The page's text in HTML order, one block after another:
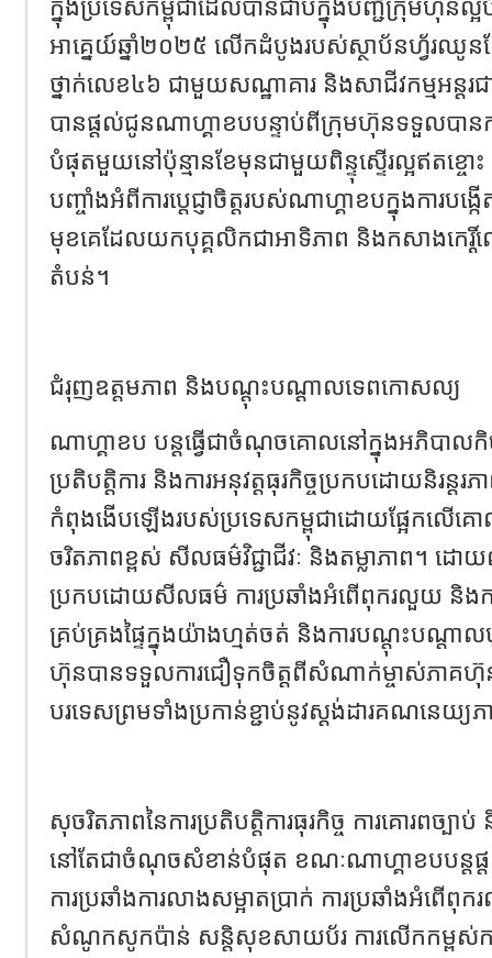
ក្នុងប្រទេសកម្ពុជាដែលបានជាប់ក្នុងបញ្ជីក្រុមហ៊ុន
អាគ្នេយ៍ឆ្នាំ២០២៥ លើកដំបូងរបស់ស្ថាប័នហ្វ័រ
ថ្នាក់លេខ៤៦ ជាមួយសណ្ឋាគារ និងសាជីវកម្មអន្តរជា
បានផ្តល់ជូនណាហ្គាខបបន្ទាប់ពីក្រុមហ៊ុនទទួលបានការ
បំផុតមួយនៅប៉ុន្មានខែមុនជាមួយពិន្ទុស្ទើរល្អឥតខ្ចោះ
បញ្ចាំងអំពីការប្តេជ្ញាចិត្តរបស់ណាហ្គាខបក្នុងការបង្ក
មុខគេដែលយកបុគ្គលិកជាអាទិភាព និងកសាងកេរ្តិ៍
តំបន់។
ជំរុញឧត្តមភាព និងបណ្តុះបណ្តាលទេពកោសល្យ
ណាហ្គាខប បន្តធ្វើជាចំណុចគោលនៅក្នុងអភិបាលកិច្ច
ប្រតិបត្តិការ និងការអនុវត្តធុរកិច្ចប្រកបដោយនិរន្តរ
កំពុងងើបឡើងរបស់ប្រទេសកម្ពុជាដោយផ្អែកលើ
ចរិតភាពខ្ពស់ សីលធម៌វិជ្ជាជីវៈ និងតម្លាភាព។
ប្រកបដោយសីលធម៌ ការប្រឆាំងអំពើពុករលួយ និងកា
គ្រប់គ្រងផ្ទៃក្នុងយ៉ាងហ្មត់ចត់ និងការបណ្តុះបណ្
ហ៊ុនបានទទួលការជឿទុកចិត្តពីសំណាក់ម្ចាស់ភាគ
បរទេសព្រមទាំងប្រកាន់ខ្ជាប់នូវស្តង់ដារគណនេយ្
សុចរិតភាពនៃការប្រតិបត្តិការធុរកិច្ច ការគោរពច្បាប់
នៅតែជាចំណុចសំខាន់បំផុត ខណៈណាហ្គាខបបន្តផ្
ការប្រឆាំងការលាងសម្អាតប្រាក់ ការប្រឆាំងអំពើពុ
សំណូកសូកប៉ាន់ សន្តិសុខសាយប័រ ការលើកកម្ពស់